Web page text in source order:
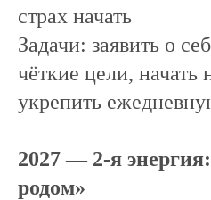
страх начать
Задачи: заявить о
чёткие цели, начать
укрепить
2027 — 2-я
родом»